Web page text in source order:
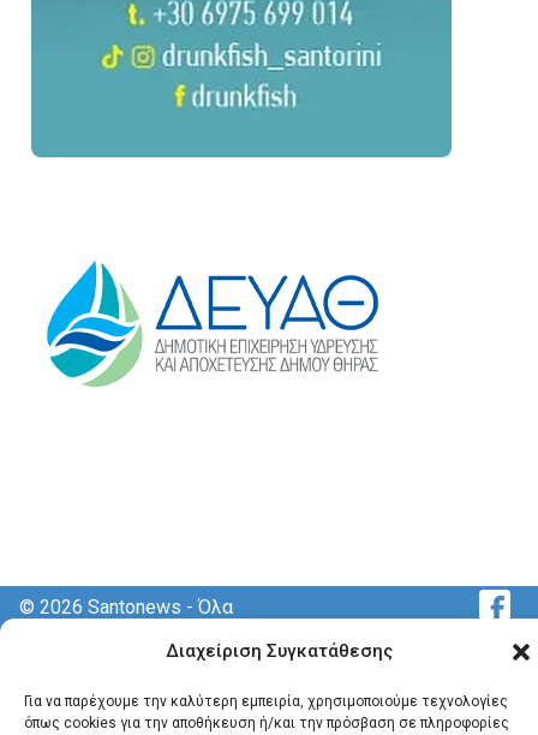
Διαχείριση Συγκατάθεσης
Για να παρέχουμε την καλύτερη εμπειρία, χρησιμοποιούμε τεχνολογίες
όπως cookies για την αποθήκευση ή/και την πρόσβαση σε πληροφορίες
© 2026 Santonews - Όλα